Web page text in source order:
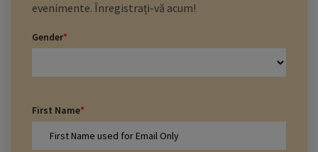
evenimente. Înregistrați-vă acum!
Gender*
First Name*